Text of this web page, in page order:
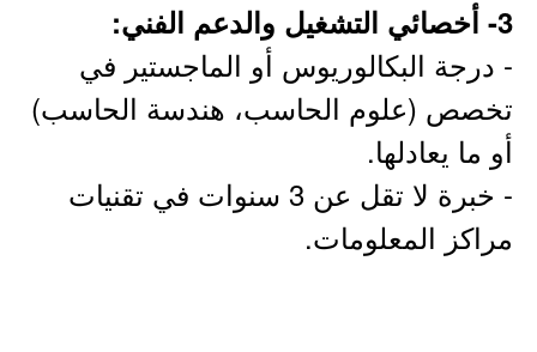
3- أخصائي التشغيل والدعم الفني:
- درجة البكالوريوس أو الماجستير في
تخصص (علوم الحاسب، هندسة الحاسب)
أو ما يعادلها.
- خبرة لا تقل عن 3 سنوات في تقنيات
مراكز المعلومات.